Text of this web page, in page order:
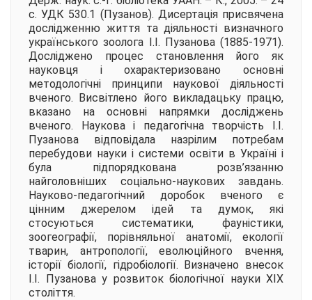
с. УДК 530.1 (Пузанов). Дисертація присвячена
дослідженню життя та діяльності визначного
українського зоолога І.І. Пузанова (1885-1971).
Досліджено процес становлення його як
науковця і охарактеризовано основні
методологічні принципи наукової діяльності
вченого. Висвітлено його викладацьку працю,
вказано на основні напрямки досліджень
вченого. Наукова і педагогічна творчість І.І.
Пузанова відповідала назрілим потребам
перебудови науки і системи освіти в Україні і
була підпорядкована розв’язанню
найголовніших соціально-наукових завдань.
Науково-педагогічний доробок вченого є
цінним джерелом ідей та думок, які
стосуються систематики, фауністики,
зоогеографії, порівняльної анатомії, екології
тварин, антропології, еволюційного вчення,
історії біології, гідробіології. Визначено внесок
І.І. Пузанова у розвиток біологічної науки ХІХ
століття.